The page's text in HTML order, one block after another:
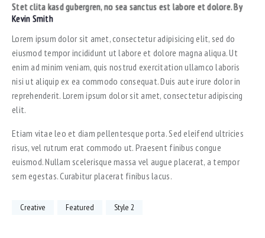
Stet clita kasd gubergren, no sea sanctus est labore et dolore. By
Kevin Smith
Lorem ipsum dolor sit amet, consectetur adipisicing elit, sed do
eiusmod tempor incididunt ut labore et dolore magna aliqua. Ut
enim ad minim veniam, quis nostrud exercitation ullamco laboris
nisi ut aliquip ex ea commodo consequat. Duis aute irure dolor in
reprehenderit. Lorem ipsum dolor sit amet, consectetur adipiscing
elit.
Etiam vitae leo et diam pellentesque porta. Sed eleifend ultricies
risus, vel rutrum erat commodo ut. Praesent finibus congue
euismod. Nullam scelerisque massa vel augue placerat, a tempor
sem egestas. Curabitur placerat finibus lacus.
Creative Featured Style 2